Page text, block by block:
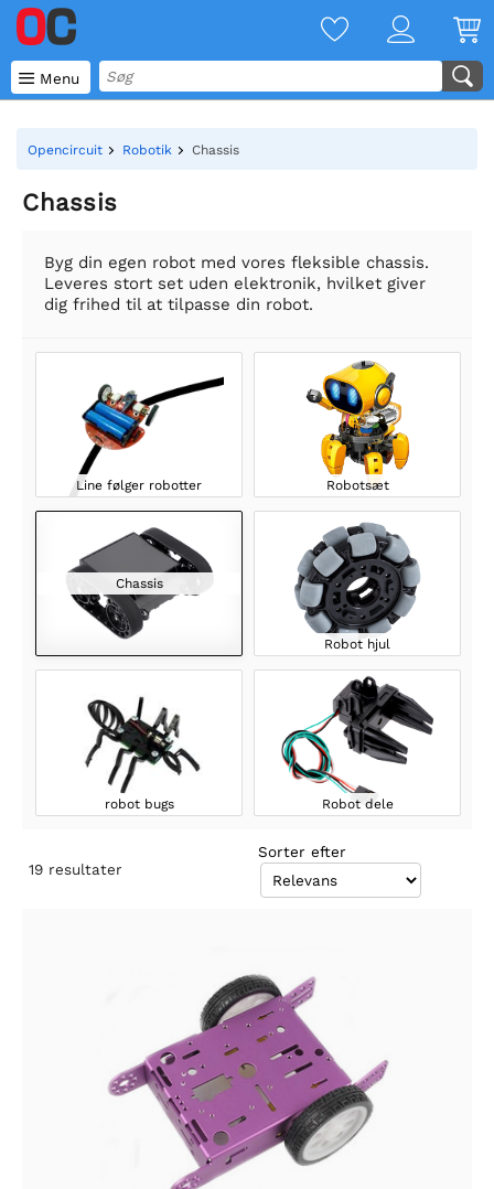
 Menu
Opencircuit Robotik Chassis
Chassis
Byg din egen robot med vores fleksible chassis.
Leveres stort set uden elektronik, hvilket giver
dig frihed til at tilpasse din robot.
Line følger robotter Robotsæt
Chassis
Robot hjul
robot bugs Robot dele
19 resultater
Sorter efter